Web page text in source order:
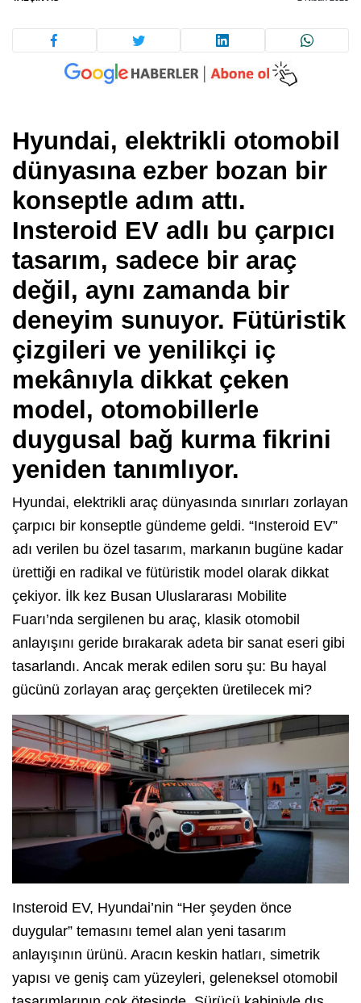
Hyundai, elektrikli otomobil
dünyasına ezber bozan bir
konseptle adım attı.
Insteroid EV adlı bu çarpıcı
tasarım, sadece bir araç
değil, aynı zamanda bir
deneyim sunuyor. Fütüristik
çizgileri ve yenilikçi iç
mekânıyla dikkat çeken
model, otomobillerle
duygusal bağ kurma fikrini
yeniden tanımlıyor.
Hyundai, elektrikli araç dünyasında sınırları zorlayan
çarpıcı bir konseptle gündeme geldi. “Insteroid EV”
adı verilen bu özel tasarım, markanın bugüne kadar
ürettiği en radikal ve fütüristik model olarak dikkat
çekiyor. İlk kez Busan Uluslararası Mobilite
Fuarı’nda sergilenen bu araç, klasik otomobil
anlayışını geride bırakarak adeta bir sanat eseri gibi
tasarlandı. Ancak merak edilen soru şu: Bu hayal
gücünü zorlayan araç gerçekten üretilecek mi?
Insteroid EV, Hyundai’nin “Her şeyden önce
duygular” temasını temel alan yeni tasarım
anlayışının ürünü. Aracın keskin hatları, simetrik
yapısı ve geniş cam yüzeyleri, geleneksel otomobil